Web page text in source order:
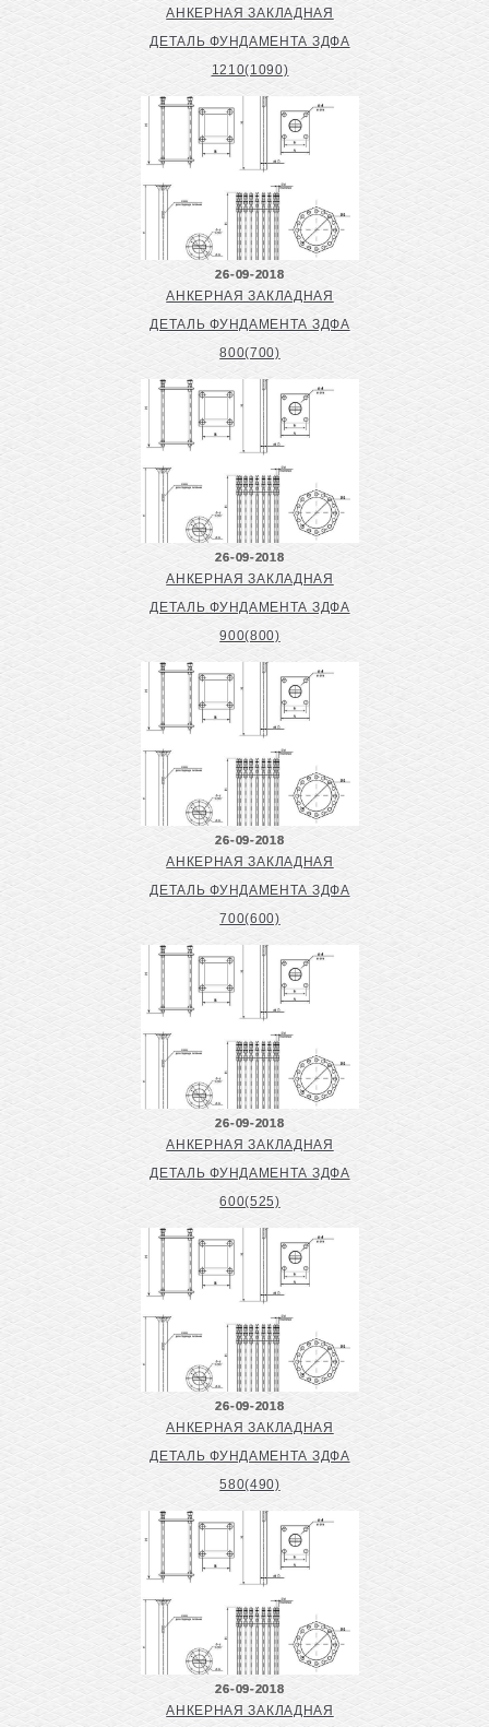
АНКЕРНАЯ ЗАКЛАДНАЯ
ДЕТАЛЬ ФУНДАМЕНТА ЗДФА
1210(1090)
26-09-2018
АНКЕРНАЯ ЗАКЛАДНАЯ
ДЕТАЛЬ ФУНДАМЕНТА ЗДФА
800(700)
26-09-2018
АНКЕРНАЯ ЗАКЛАДНАЯ
ДЕТАЛЬ ФУНДАМЕНТА ЗДФА
900(800)
26-09-2018
АНКЕРНАЯ ЗАКЛАДНАЯ
ДЕТАЛЬ ФУНДАМЕНТА ЗДФА
700(600)
26-09-2018
АНКЕРНАЯ ЗАКЛАДНАЯ
ДЕТАЛЬ ФУНДАМЕНТА ЗДФА
600(525)
26-09-2018
АНКЕРНАЯ ЗАКЛАДНАЯ
ДЕТАЛЬ ФУНДАМЕНТА ЗДФА
580(490)
26-09-2018
АНКЕРНАЯ ЗАКЛАДНАЯ